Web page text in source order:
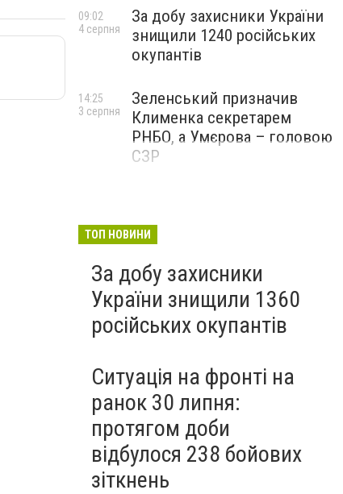
За добу захисники України
знищили 1240 російських
окупантів
09:02
4 серпня
Зеленський призначив
Клименка секретарем
РНБО, а Умєрова – головою
СЗР
14:25
3 серпня
ТОП НОВИНИ
За добу захисники
України знищили 1360
російських окупантів
Ситуація на фронті на
ранок 30 липня:
протягом доби
відбулося 238 бойових
зіткнень